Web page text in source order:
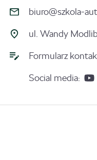
biuro@szkola-
ul. Wandy
Formularz
Social media: